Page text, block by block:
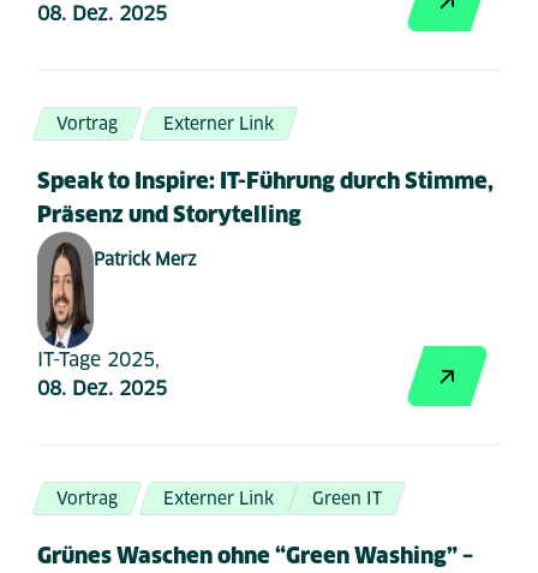
08. Dez. 2025
Vortrag Externer Link
Speak to Inspire: IT-Führung durch Stimme,
Präsenz und Storytelling
Patrick Merz
IT-Tage 2025,
08. Dez. 2025
Vortrag Externer Link Green IT
Grünes Waschen ohne “Green Washing” –